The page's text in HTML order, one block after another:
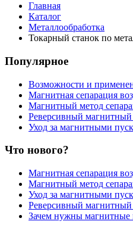
Главная
Каталог
Металлообработка
Токарный станок по
Популярное
Возможности и
Магнитная сепарация
Магнитный метод
Реверсивный магнитный
Уход за магнитными
Что нового?
Магнитная сепарация
Магнитный метод
Уход за магнитными
Реверсивный магнитный
Зачем нужны магнитные